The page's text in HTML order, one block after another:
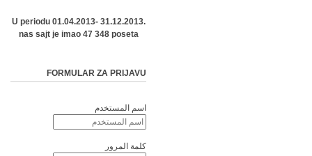
U periodu 01.04.2013- 31.12.2013.
nas sajt je imao 47 348 poseta
FORMULAR ZA PRIJAVU
اسم المستخدم
كلمة المرور